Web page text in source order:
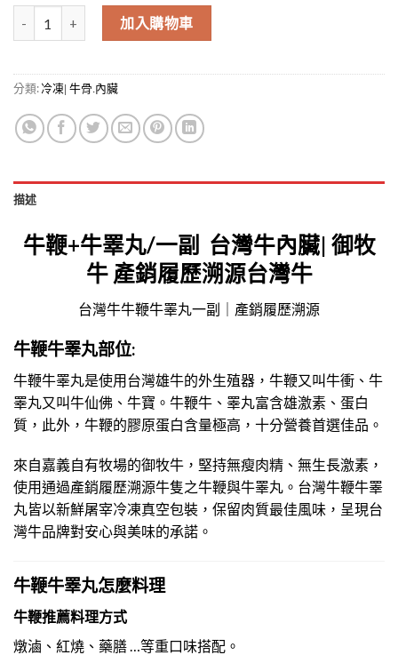
牛鞭+牛睪丸/一副(Pizzle+Testicle) 數量
加入購物車
分類: 冷凍| 牛骨.內臟
描述
牛鞭+牛睪丸/一副 台灣牛內臟| 御牧
牛 產銷履歷溯源台灣牛
台灣牛牛鞭牛睪丸一副｜產銷履歷溯源
牛鞭牛睪丸部位:
牛鞭牛睪丸是使用台灣雄牛的外生殖器，牛鞭又叫牛衝、牛
睪丸又叫牛仙佛、牛寶。牛鞭牛、睪丸富含雄激素、蛋白
質，此外，牛鞭的膠原蛋白含量極高，十分營養首選佳品。
來自嘉義自有牧場的御牧牛，堅持無瘦肉精、無生長激素，
使用通過產銷履歷溯源牛隻之牛鞭與牛睪丸。台灣牛鞭牛睪
丸皆以新鮮屠宰冷凍真空包裝，保留肉質最佳風味，呈現台
灣牛品牌對安心與美味的承諾。
牛鞭牛睪丸怎麼料理
牛鞭推薦料理方式
燉滷、紅燒、藥膳 …等重口味搭配。